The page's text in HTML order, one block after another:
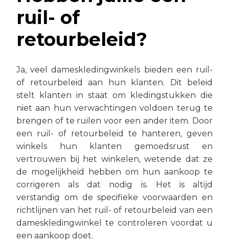
ruil- of
retourbeleid?
Ja, veel dameskledingwinkels bieden een ruil-
of retourbeleid aan hun klanten. Dit beleid
stelt klanten in staat om kledingstukken die
niet aan hun verwachtingen voldoen terug te
brengen of te ruilen voor een ander item. Door
een ruil- of retourbeleid te hanteren, geven
winkels hun klanten gemoedsrust en
vertrouwen bij het winkelen, wetende dat ze
de mogelijkheid hebben om hun aankoop te
corrigeren als dat nodig is. Het is altijd
verstandig om de specifieke voorwaarden en
richtlijnen van het ruil- of retourbeleid van een
dameskledingwinkel te controleren voordat u
een aankoop doet.